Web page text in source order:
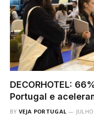
DECORHOTEL:
Portugal e
BY VEJA PORTUGAL